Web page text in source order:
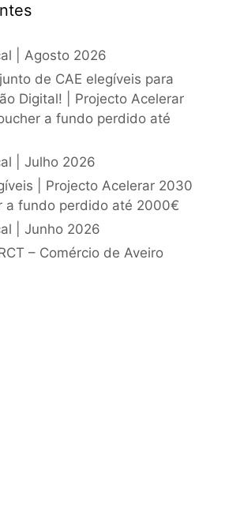
| Agosto 2026
de CAE elegíveis para
Digital! | Projecto Acelerar
a fundo perdido até
| Julho 2026
| Projecto Acelerar 2030
a fundo perdido até 2000€
| Junho 2026
– Comércio de Aveiro